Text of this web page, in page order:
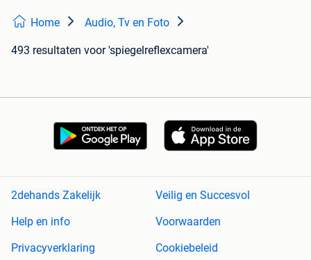
Home Audio, Tv en Foto
493 resultaten voor 'spiegelreflexcamera'
2dehands Zakelijk
Veilig en Succesvol
Help en info
Voorwaarden
Privacyverklaring
Cookiebeleid